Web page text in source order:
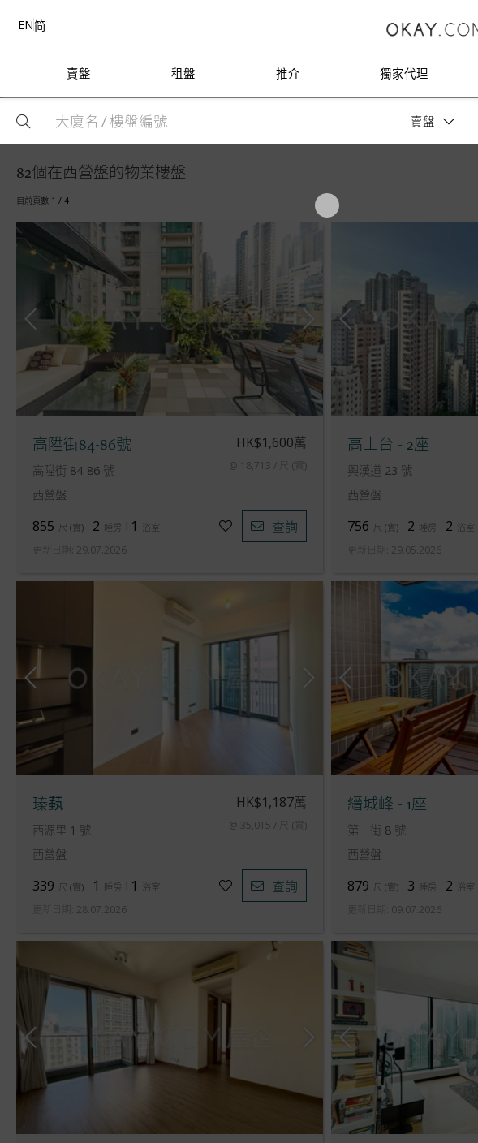
賣盤 租盤 推介 獨家代理
EN简
賣盤
82個在西營盤的物業樓盤
目前頁數 1 / 4
高陞街84-86號
高陞街 84-86 號
西營盤
HK$1,600萬
@ 18,713 / 尺 (實)
855 尺 (實) 2 睡房 1 浴室 查詢
29.07.2026
高士台 - 2座
興漢道 23 號
西營盤
756 尺 (實) 2 睡房 2 浴室
29.05.2026
瑧蓺
西源里 1 號
西營盤
HK$1,187萬
@ 35,015 / 尺 (實)
339 尺 (實) 1 睡房 1 浴室 查詢
28.07.2026
縉城峰 - 1座
第一街 8 號
西營盤
879 尺 (實) 3 睡房 2 浴室
09.07.2026